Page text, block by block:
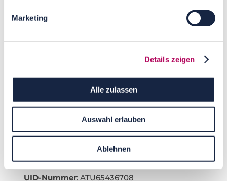
Marketing
Details zeigen
Alle zulassen
Auswahl erlauben
Ablehnen
Informationspflicht laut § 5 E-Commerce
Gesetz, § 14 Unternehmensgesetzbuch, § 63
Heumühlgasse 11
Österreich
Unternehmensgegenstand: Erbringung von
IT-Dienstleistungen, insbesondere im Bereich
der Energie-Effizienz sowie der Haustechnik
Geschäftsführung: Dr. Klaus Hense
UID-Nummer: ATU65436708